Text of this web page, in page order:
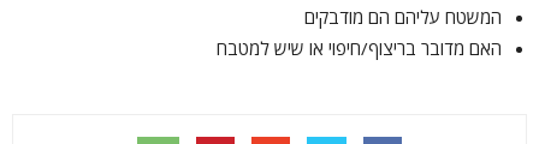
המשטח עליהם הם מודבקים
האם מדובר בריצוף/חיפוי או שיש למטבח